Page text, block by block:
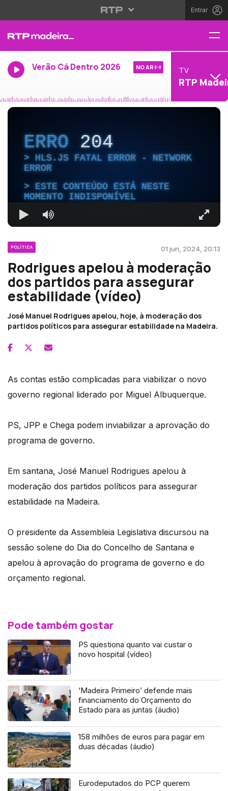
Entrar
Verão Cá Dentro 2026 NO AR TV
RTP
ERRO204
HLS.JS FATAL ERROR - NETWORK
ERROR
ESTE CONTEÚDO ESTÁ NESTE
MOMENTO INDISPONÍVEL
POLÍTICA 01 jun, 2024, 20:13
Rodrigues apelou à moderação
dos partidos para assegurar
estabilidade (vídeo)
José Manuel Rodrigues apelou, hoje, à moderação dos
partidos políticos para assegurar estabilidade na Madeira.
As contas estão complicadas para viabilizar o novo
governo regional liderado por Miguel Albuquerque.
PS, JPP e Chega podem inviabilizar a aprovação do
programa de governo.
Em santana, José Manuel Rodrigues apelou à
moderação dos partidos políticos para assegurar
estabilidade na Madeira.
O presidente da Assembleia Legislativa discursou na
sessão solene do Dia do Concelho de Santana e
apelou à aprovação do programa de governo e do
orçamento regional.
Pode também gostar
PS questiona quanto vai custar o
novo hospital (vídeo)
‘Madeira Primeiro’ defende mais
financiamento do Orçamento do
Estado para as juntas (áudio)
158 milhões de euros para pagar em
duas décadas (áudio)
Eurodeputados do PCP querem